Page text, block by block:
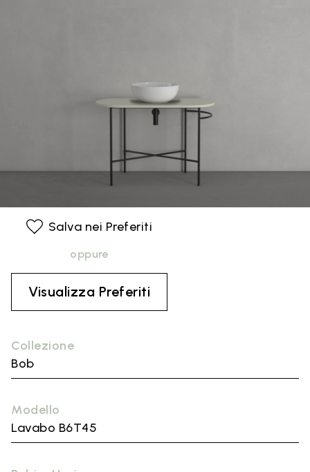
Collezione
Bob
Modello
Lavabo B6T45
Salva nei Preferiti
oppure
Visualizza Preferiti